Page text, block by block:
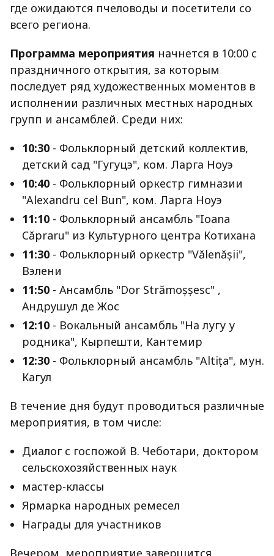
где ожидаются пчеловоды и посетители со
всего региона.
Программа мероприятия начнется в 10:00 с
праздничного открытия, за которым
последует ряд художественных моментов в
исполнении различных местных народных
групп и ансамблей. Среди них:
10:30 - Фольклорный детский коллектив,
детский сад "Гугуцэ", ком. Ларга Ноуэ
10:40 - Фольклорный оркестр гимназии
"Alexandru cel Bun", ком. Ларга Ноуэ
11:10 - Фольклорный ансамбль "Ioana
Căpraru" из Культурного центра Котихана
11:30 - Фольклорный оркестр "Vălenășii",
Вэлени
11:50 - Ансамбль "Dor Strămoșșesc" ,
Андрушул де Жос
12:10 - Вокальный ансамбль "На лугу у
родника", Кырпешти, Кантемир
12:30 - Фольклорный ансамбль "Altița", мун.
Кагул
В течение дня будут проводиться различные
мероприятия, в том числе:
Диалог с госпожой В. Чеботари, доктором
сельскохозяйственных наук
мастер-классы
Ярмарка народных ремесел
Награды для участников